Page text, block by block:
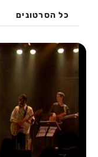
כל הסרטונים